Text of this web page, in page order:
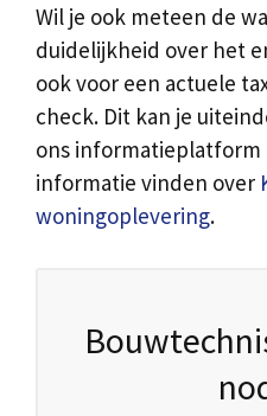
Wil je ook meteen de
duidelijkheid over het
ook voor een actuele
check. Dit kan je
ons informatieplatform
informatie vinden over
woningoplevering.